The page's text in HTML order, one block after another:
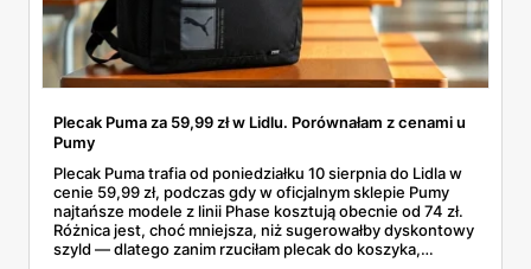
Plecak Puma za 59,99 zł w Lidlu. Porównałam z cenami u
Pumy
Plecak Puma trafia od poniedziałku 10 sierpnia do Lidla w
cenie 59,99 zł, podczas gdy w oficjalnym sklepie Pumy
najtańsze modele z linii Phase kosztują obecnie od 74 zł.
Różnica jest, choć mniejsza, niż sugerowałby dyskontowy
szyld — dlatego zanim rzuciłam plecak do koszyka,